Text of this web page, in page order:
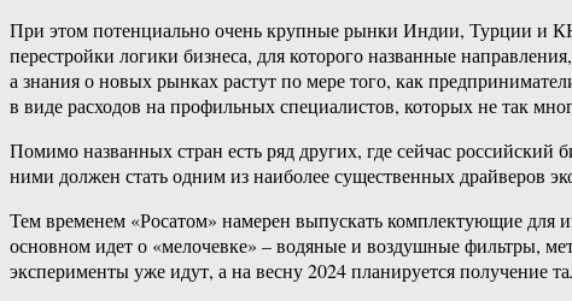
При этом потенциально очень крупные рынки Индии, Турции и
перестройки логики бизнеса, для которого названные
а знания о новых рынках растут по мере того, как
в виде расходов на профильных специалистов, которых не так
Помимо названных стран есть ряд других, где сейчас российский
ними должен стать одним из наиболее существенных драйверов
Тем временем «Росатом» намерен выпускать комплектующие для
основном идет о «мелочевке» – водяные и воздушные фильтры,
эксперименты уже идут, а на весну 2024 планируется получение